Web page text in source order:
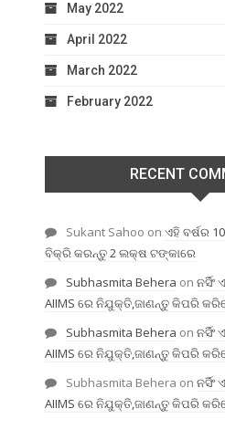
May 2022
April 2022
March 2022
February 2022
RECENT
Sukant Sahoo on ଏହି ବର୍ଷର
ବିକ୍ରି କରନ୍ତୁ 2 ଲକ୍ଷ ଟଙ୍କାରେ
Subhasmita Behera on
AIIMS ରେ ନିଯୁକ୍ତି,ଜାଣନ୍ତୁ କିପରି
Subhasmita Behera on
AIIMS ରେ ନିଯୁକ୍ତି,ଜାଣନ୍ତୁ କିପରି
Subhasmita Behera on
AIIMS ରେ ନିଯୁକ୍ତି,ଜାଣନ୍ତୁ କିପରି